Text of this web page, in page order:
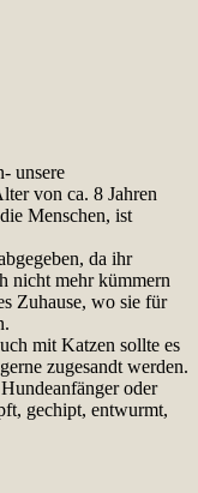
unsere
von ca. 8 Jahren
Menschen, ist
da ihr
nicht mehr kümmern
Zuhause, wo sie für
mit Katzen sollte es
zugesandt werden.
oder
gechipt, entwurmt,